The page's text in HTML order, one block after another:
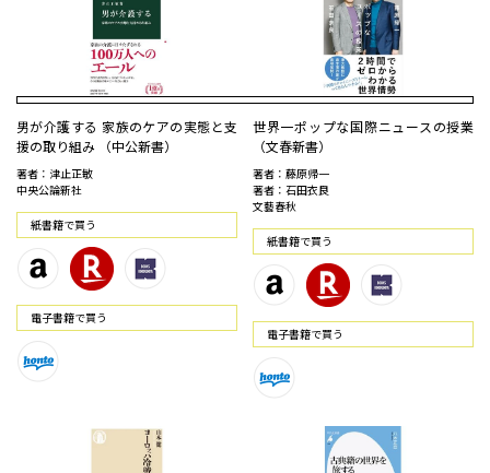
男が介護する 家族のケアの実態と支
援の取り組み （中公新書）
著者：津止正敏
中央公論新社
紙書籍で買う
電⼦書籍で買う
世界一ポップな国際ニュースの授業
（文春新書）
著者：藤原帰一
著者：石田衣良
文藝春秋
紙書籍で買う
電⼦書籍で買う